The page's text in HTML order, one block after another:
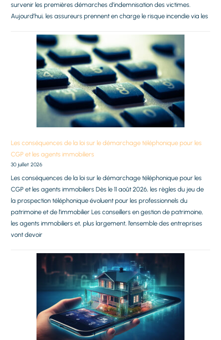
survenir les premières démarches d’indemnisation des victimes.
Aujourd’hui, les assureurs prennent en charge le risque incendie via les
Les conséquences de la loi sur le démarchage téléphonique pour les
CGP et les agents immobiliers
30 juillet 2026
Les conséquences de la loi sur le démarchage téléphonique pour les
CGP et les agents immobiliers Dès le 11 août 2026, les règles du jeu de
la prospection téléphonique évoluent pour les professionnels du
patrimoine et de l’immobilier Les conseillers en gestion de patrimoine,
les agents immobiliers et, plus largement, l’ensemble des entreprises
vont devoir